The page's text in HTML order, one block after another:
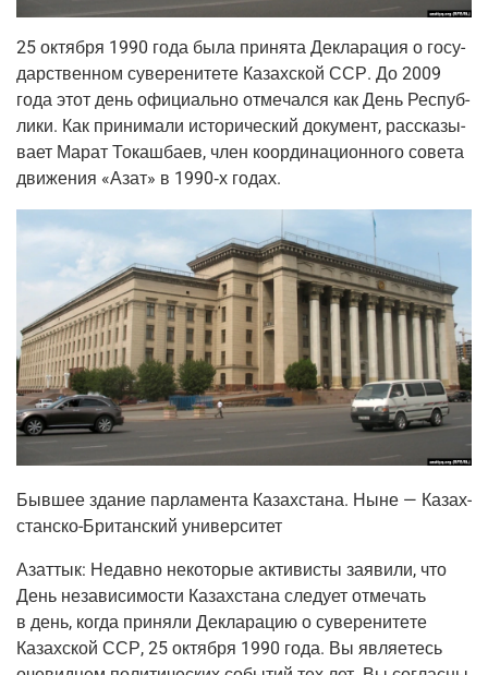
25 октяб­ря 1990 года была при­ня­та Декла­ра­ция о госу­
дар­ствен­ном суве­ре­ни­те­те Казах­ской ССР. До 2009
года этот день офи­ци­аль­но отме­чал­ся как День Рес­пуб­
ли­ки. Как при­ни­ма­ли исто­ри­че­ский доку­мент, рас­ска­зы­
ва­ет Марат Токаш­ба­ев, член коор­ди­на­ци­он­но­го сове­та
дви­же­ния «Азат» в 1990‑х годах.
Быв­шее зда­ние пар­ла­мен­та Казах­ста­на. Ныне — Казах­
стан­ско-Бри­тан­ский университет
Азаттык: Недав­но неко­то­рые акти­ви­сты заяви­ли, что
День неза­ви­си­мо­сти Казах­ста­на сле­ду­ет отме­чать
в день, когда при­ня­ли Декла­ра­цию о суве­ре­ни­те­те
Казах­ской ССР, 25 октяб­ря 1990 года. Вы явля­е­тесь